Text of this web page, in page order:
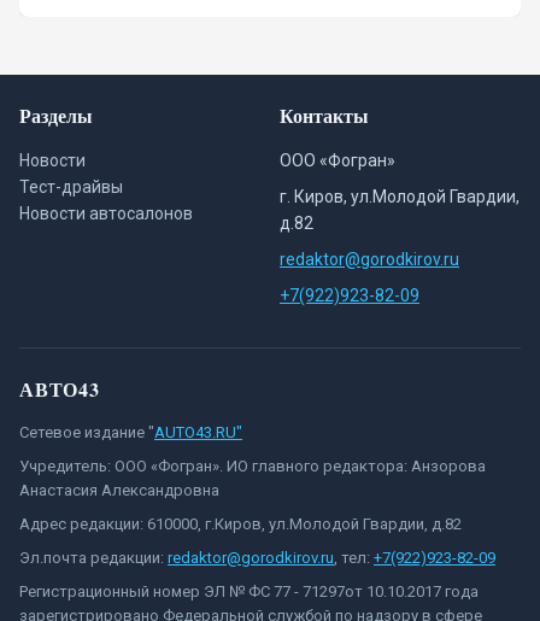
Разделы
Новости
Тест-драйвы
Новости автосалонов
Контакты
ООО «Фогран»
г. Киров, ул.Молодой Гвардии,
д.82
redaktor@gorodkirov.ru
+7(922)923-82-09
АВТО43
Сетевое издание "AUTO43.RU"
Учредитель: ООО «Фогран». ИО главного редактора: Анзорова
Анастасия Александровна
Адрес редакции: 610000, г.Киров, ул.Молодой Гвардии, д.82
Эл.почта редакции: redaktor@gorodkirov.ru, тел: +7(922)923-82-09
Регистрационный номер ЭЛ № ФС 77 - 71297от 10.10.2017 года
зарегистрировано Федеральной службой по надзору в сфере